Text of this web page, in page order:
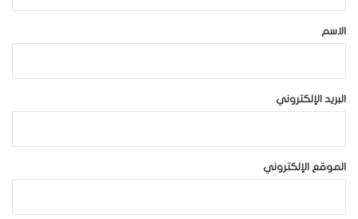
*
الاسم
البريد الإلكتروني
الموقع الإلكتروني